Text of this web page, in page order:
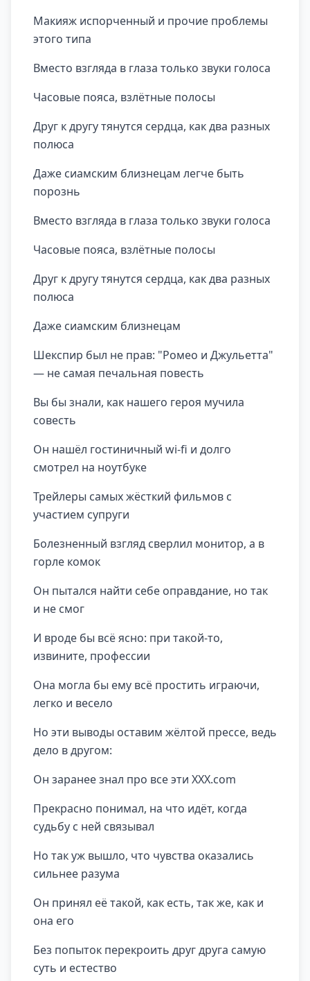
Макияж испорченный и прочие проблемы
этого типа
Вместо взгляда в глаза только звуки голоса
Часовые пояса, взлётные полосы
Друг к другу тянутся сердца, как два разных
полюса
Даже сиамским близнецам легче быть
порознь
Вместо взгляда в глаза только звуки голоса
Часовые пояса, взлётные полосы
Друг к другу тянутся сердца, как два разных
полюса
Даже сиамским близнецам
Шекспир был не прав: "Ромео и Джульетта"
— не самая печальная повесть
Вы бы знали, как нашего героя мучила
совесть
Он нашёл гостиничный wi-fi и долго
смотрел на ноутбуке
Трейлеры самых жёсткий фильмов с
участием супруги
Болезненный взгляд сверлил монитор, а в
горле комок
Он пытался найти себе оправдание, но так
и не смог
И вроде бы всё ясно: при такой-то,
извините, профессии
Она могла бы ему всё простить играючи,
легко и весело
Но эти выводы оставим жёлтой прессе, ведь
дело в другом:
Он заранее знал про все эти XXX.com
Прекрасно понимал, на что идёт, когда
судьбу с ней связывал
Но так уж вышло, что чувства оказались
сильнее разума
Он принял её такой, как есть, так же, как и
она его
Без попыток перекроить друг друга самую
суть и естество